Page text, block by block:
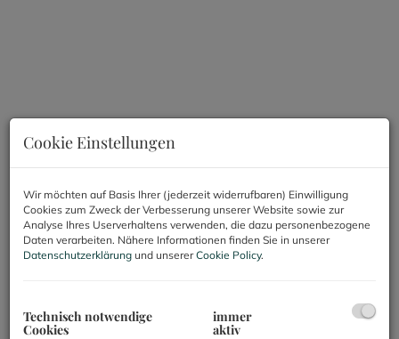
Beschreibung
Raumaufteilung im 3. Bezirk
Cookie Einstellungen
Wir möchten auf Basis Ihrer (jederzeit widerrufbaren) Einwilligung
Cookies zum Zweck der Verbesserung unserer Website sowie zur
Analyse Ihres Userverhaltens verwenden, die dazu personenbezogene
Daten verarbeiten. Nähere Informationen finden Sie in unserer
Datenschutzerklärung und unsererCookie Policy.
Technisch notwendige
Cookies
immer
aktiv